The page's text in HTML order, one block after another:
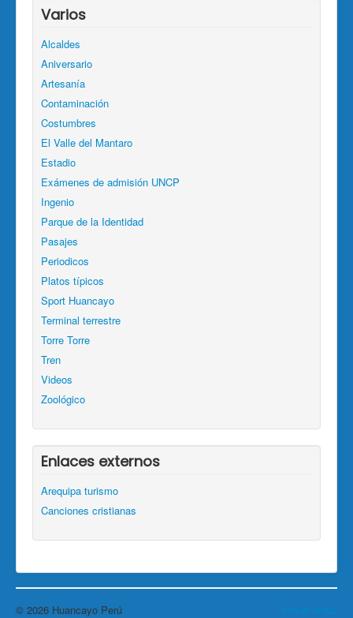
Varios
Alcaldes
Aniversario
Artesanía
Contaminación
Costumbres
El Valle del Mantaro
Estadio
Exámenes de admisión UNCP
Ingenio
Parque de la Identidad
Pasajes
Periodicos
Platos típicos
Sport Huancayo
Terminal terrestre
Torre Torre
Tren
Videos
Zoológico
Enlaces externos
Arequipa turismo
Canciones cristianas
© 2026 Huancayo Perú